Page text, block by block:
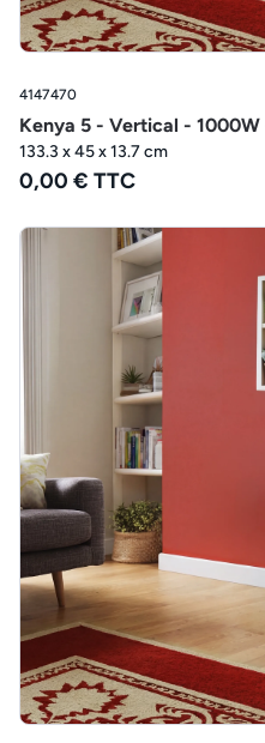
4147470
Kenya 5 - Vertical -
133.3 x 45 x 13.7 cm
0,00 € TTC